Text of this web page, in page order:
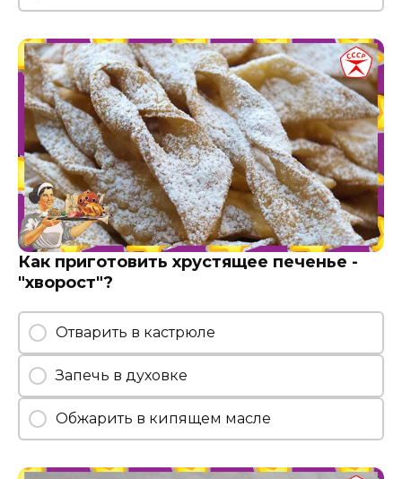
Как приготовить хрустящее печенье -
"хворост"?
Отварить в кастрюле
Запечь в духовке
Обжарить в кипящем масле